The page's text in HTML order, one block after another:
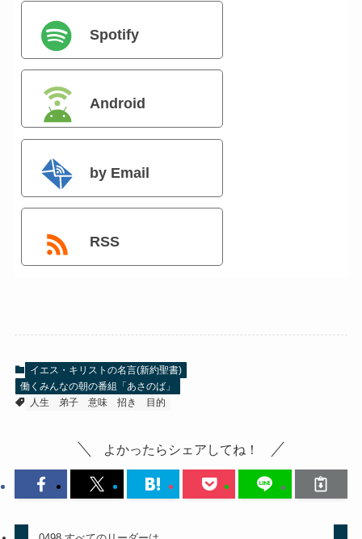
Spotify
Android
by Email
RSS
イエス・キリストの名言(新約聖書)
働くみんなの朝の番組「あさのば」
人生
弟子 意味 招き 目的
よかったらシェアしてね！